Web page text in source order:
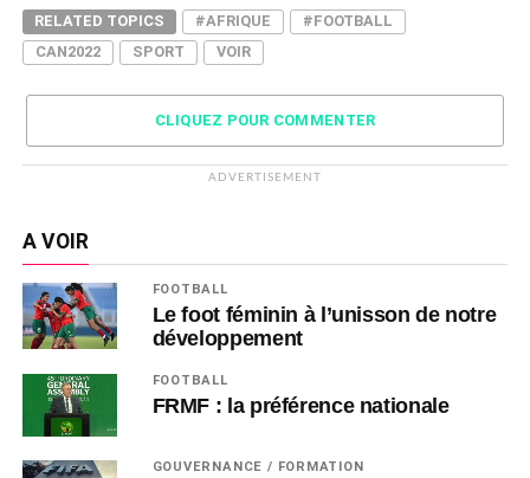
RELATED TOPICS #AFRIQUE
#FOOTBALL
CAN2022
SPORT VOIR
CLIQUEZ POUR COMMENTER
ADVERTISEMENT
A VOIR
FOOTBALL
Le foot féminin à l’unisson de notre
développement
FOOTBALL
FRMF : la préférence nationale
GOUVERNANCE / FORMATION